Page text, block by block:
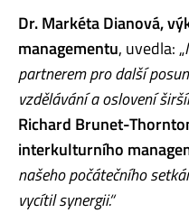
Dr. Markéta Dianová,
managementu, uvedla: „
partnerem pro další
vzdělávání a oslovení
Richard Brunet-
interkulturního
našeho počátečního
vycítil synergii.“